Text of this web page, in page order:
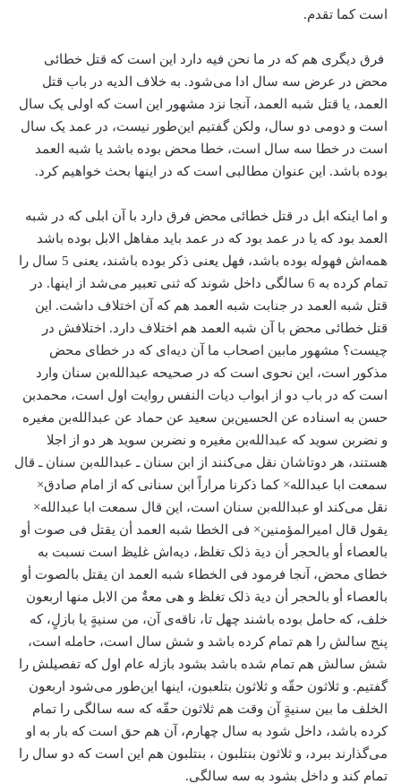
است کما تقدم.
فرق دیگری هم که در ما نحن فیه دارد این است که قتل خطائی
محض در عرض سه سال ادا می‌شود. به خلاف الدیه در باب قتل
العمد، یا قتل شبه العمد، آنجا نزد مشهور این است که اولی یک سال
است و دومی دو سال، ولکن گفتیم این‌طور نیست، در عمد یک سال
است در خطا سه سال است، خطا محض بوده باشد یا شبه العمد
بوده باشد. این عنوان مطالبی است که در اینها بحث خواهیم کرد.
و اما اینکه ابل در قتل خطائی محض فرق دارد با آن ابلی که در شبه
العمد بود که یا در عمد بود که در عمد باید مفاهل الابل بوده باشد
همه‌اش فهوله بوده باشد، فهل یعنی ذکر بوده باشند، یعنی 5 سال را
تمام کرده به 6 سالگی داخل شوند که ثنی تعبیر می‌شد از اینها. در
قتل شبه العمد در جنابت شبه العمد هم که آن اختلاف داشت. این
قتل خطائی محض با آن شبه العمد هم اختلاف دارد. اختلافش در
چیست؟ مشهور مابین اصحاب ما آن دیه‌‌ای که در خطای محض
مذکور است، این نحوی است که در صحیحه عبدالله‌بن سنان وارد
است که در باب دو از ابواب دیات النفس روایت اول است، محمدبن
حسن به اسناده عن الحسین‌بن سعید عن حماد عن عبدالله‌بن مغیره
و نضربن سوید که عبدالله‌بن مغیره و نضر‌بن سوید هر دو از اجلا
هستند، هر دوتاشان نقل می‌کنند از ابن سنان ـ عبدالله‌بن سنان ـ قال
سمعت ابا عبدالله× کما ذکرنا مراراً ابن سنانی که از امام صادق×
نقل می‌کند او عبدالله‌بن سنان است، این قال سمعت ابا عبدالله×
یقول قال امیرالمؤمنین× فی الخطا شبه العمد أن یقتل فی صوت أو
بالعصاء أو بالحجر أن دیة ذلک تغلظ، دیه‌اش غلیظ است نسبت به
خطای محض، آنجا فرمود فی الخطاء شبه العمد ان یقتل بالصوت أو
بالعصاء أو بالحجر أن دیة ذلک تغلظ و هی معةٌ من الابل منها اربعون
خلف، که حامل بوده باشند چهل تا، ناقه‌ی آن، من سنیةٍ یا بازلٍ، که
پنج سالش را هم تمام کرده باشد و شش سال است، حامله است،
شش سالش هم تمام شده باشد بشود بازله عام اول که تفصیلش را
گفتیم. و ثلاثون حقّه و ثلاثون بتلعبون، اینها این‌طور می‌شود اربعون
الخلف ما بین سنیةٍ آن وقت هم ثلاثون حقّه که سه سالگی را تمام
کرده باشد، داخل شود به سال چهارم، آن هم حق است که بار به او
می‌گذارند ببرد، و ثلاثون بنتلبون ، بنتلبون هم این است که دو سال را
تمام کند و داخل بشود به سه سالگی.